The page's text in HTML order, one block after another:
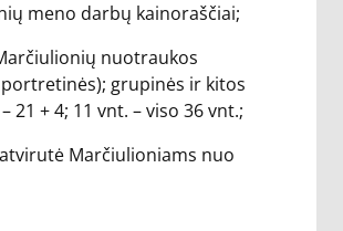
meno darbų kainoraščiai;
nuotraukos
grupinės ir kitos
21 + 4; 11 vnt. – viso 36 vnt.;
Marčiulioniams nuo